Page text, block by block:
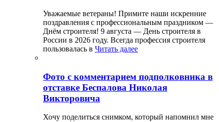
Уважаемые ветераны! Примите наши искренние
поздравления с профессиональным праздником —
Днём строителя! 9 августа — День строителя в
России в 2026 году. Всегда профессия строителя
пользовалась в Читать далее
Фото с комментарием подполковника в
отставке Беспалова Николая
Викторовича
Хочу поделиться снимком, который напомнил мне